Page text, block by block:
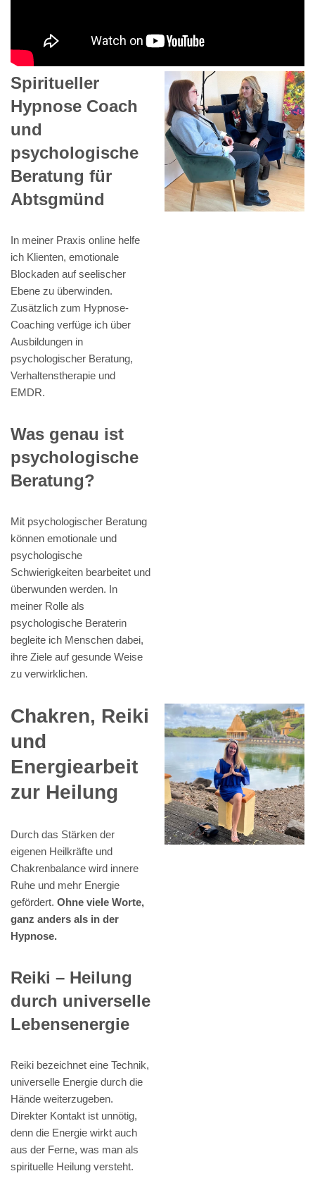
Spiritueller
Hypnose Coach
und
psychologische
Beratung für
Abtsgmünd
In meiner Praxis online helfe
ich Klienten, emotionale
Blockaden auf seelischer
Ebene zu überwinden.
Zusätzlich zum Hypnose-
Coaching verfüge ich über
Ausbildungen in
psychologischer Beratung,
Verhaltenstherapie und
EMDR.
Was genau ist
psychologische
Beratung?
Mit psychologischer Beratung
können emotionale und
psychologische
Schwierigkeiten bearbeitet und
überwunden werden. In
meiner Rolle als
psychologische Beraterin
begleite ich Menschen dabei,
ihre Ziele auf gesunde Weise
zu verwirklichen.
Chakren, Reiki
und
Energiearbeit
zur Heilung
Durch das Stärken der
eigenen Heilkräfte und
Chakrenbalance wird innere
Ruhe und mehr Energie
gefördert. Ohne viele Worte,
ganz anders als in der
Hypnose.
Reiki – Heilung
durch universelle
Lebensenergie
Reiki bezeichnet eine Technik,
universelle Energie durch die
Hände weiterzugeben.
Direkter Kontakt ist unnötig,
denn die Energie wirkt auch
aus der Ferne, was man als
spirituelle Heilung versteht.